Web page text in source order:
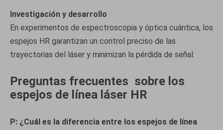
Investigación y desarrollo
En experimentos de espectroscopia y óptica cuántica, los
espejos HR garantizan un control preciso de las
trayectorias del láser y minimizan la pérdida de señal.
Preguntas frecuentes sobre los
espejos de línea láser HR
P: ¿Cuál es la diferencia entre los espejos de línea